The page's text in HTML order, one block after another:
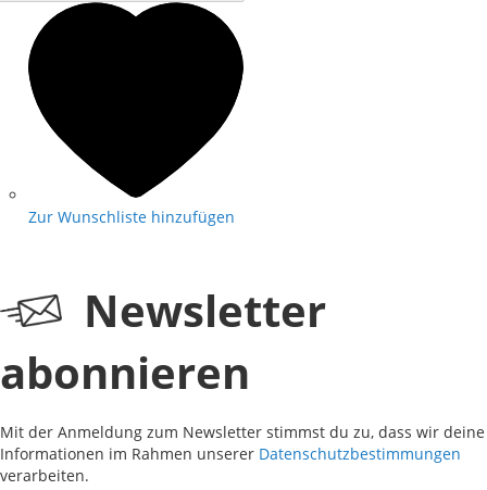
Zur Wunschliste hinzufügen
Newsletter
abonnieren
Mit der Anmeldung zum Newsletter stimmst du zu, dass wir deine
Informationen im Rahmen unserer Datenschutzbestimmungen
verarbeiten.